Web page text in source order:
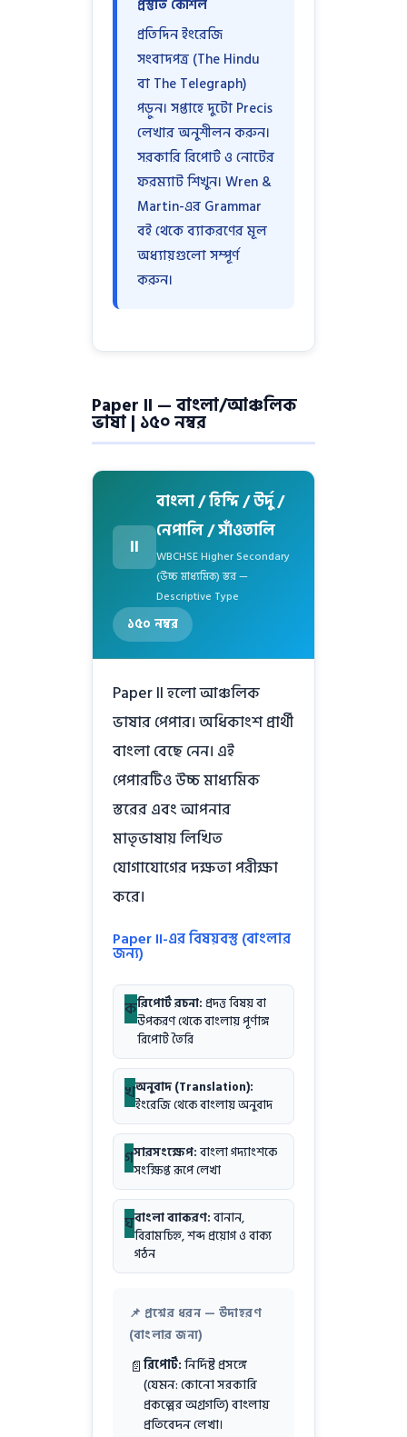
প্রস্তুতি কৌশল
প্রতিদিন ইংরেজি
সংবাদপত্র (The Hindu
বা The Telegraph)
পড়ুন। সপ্তাহে দুটো Precis
লেখার অনুশীলন করুন।
সরকারি রিপোর্ট ও নোটের
ফরম্যাট শিখুন। Wren &
Martin-এর Grammar
বই থেকে ব্যাকরণের মূল
অধ্যায়গুলো সম্পূর্ণ
করুন।
Paper II — বাংলা/আঞ্চলিক
ভাষা | ১৫০ নম্বর
II
বাংলা / হিন্দি / উর্দু /
নেপালি / সাঁওতালি
WBCHSE Higher Secondary
(উচ্চ মাধ্যমিক) স্তর —
Descriptive Type
১৫০ নম্বর
Paper II হলো আঞ্চলিক
ভাষার পেপার। অধিকাংশ প্রার্থী
বাংলা বেছে নেন। এই
পেপারটিও উচ্চ মাধ্যমিক
স্তরের এবং আপনার
মাতৃভাষায় লিখিত
যোগাযোগের দক্ষতা পরীক্ষা
করে।
Paper II-এর বিষয়বস্তু (বাংলার
জন্য)
করিপোর্ট রচনা:প্রদত্ত বিষয় বা
উপকরণ থেকে বাংলায় পূর্ণাঙ্গ
রিপোর্ট তৈরি
খঅনুবাদ (Translation):
ইংরেজি থেকে বাংলায় অনুবাদ
গসারসংক্ষেপ:বাংলা গদ্যাংশকে
সংক্ষিপ্ত রূপে লেখা
ঘবাংলা ব্যাকরণ:বানান,
বিরামচিহ্ন, শব্দ প্রয়োগ ও বাক্য
গঠন
📌 প্রশ্নের ধরন — উদাহরণ
(বাংলার জন্য)
📄রিপোর্ট:নির্দিষ্ট প্রসঙ্গে
(যেমন: কোনো সরকারি
প্রকল্পের অগ্রগতি) বাংলায়
প্রতিবেদন লেখা।